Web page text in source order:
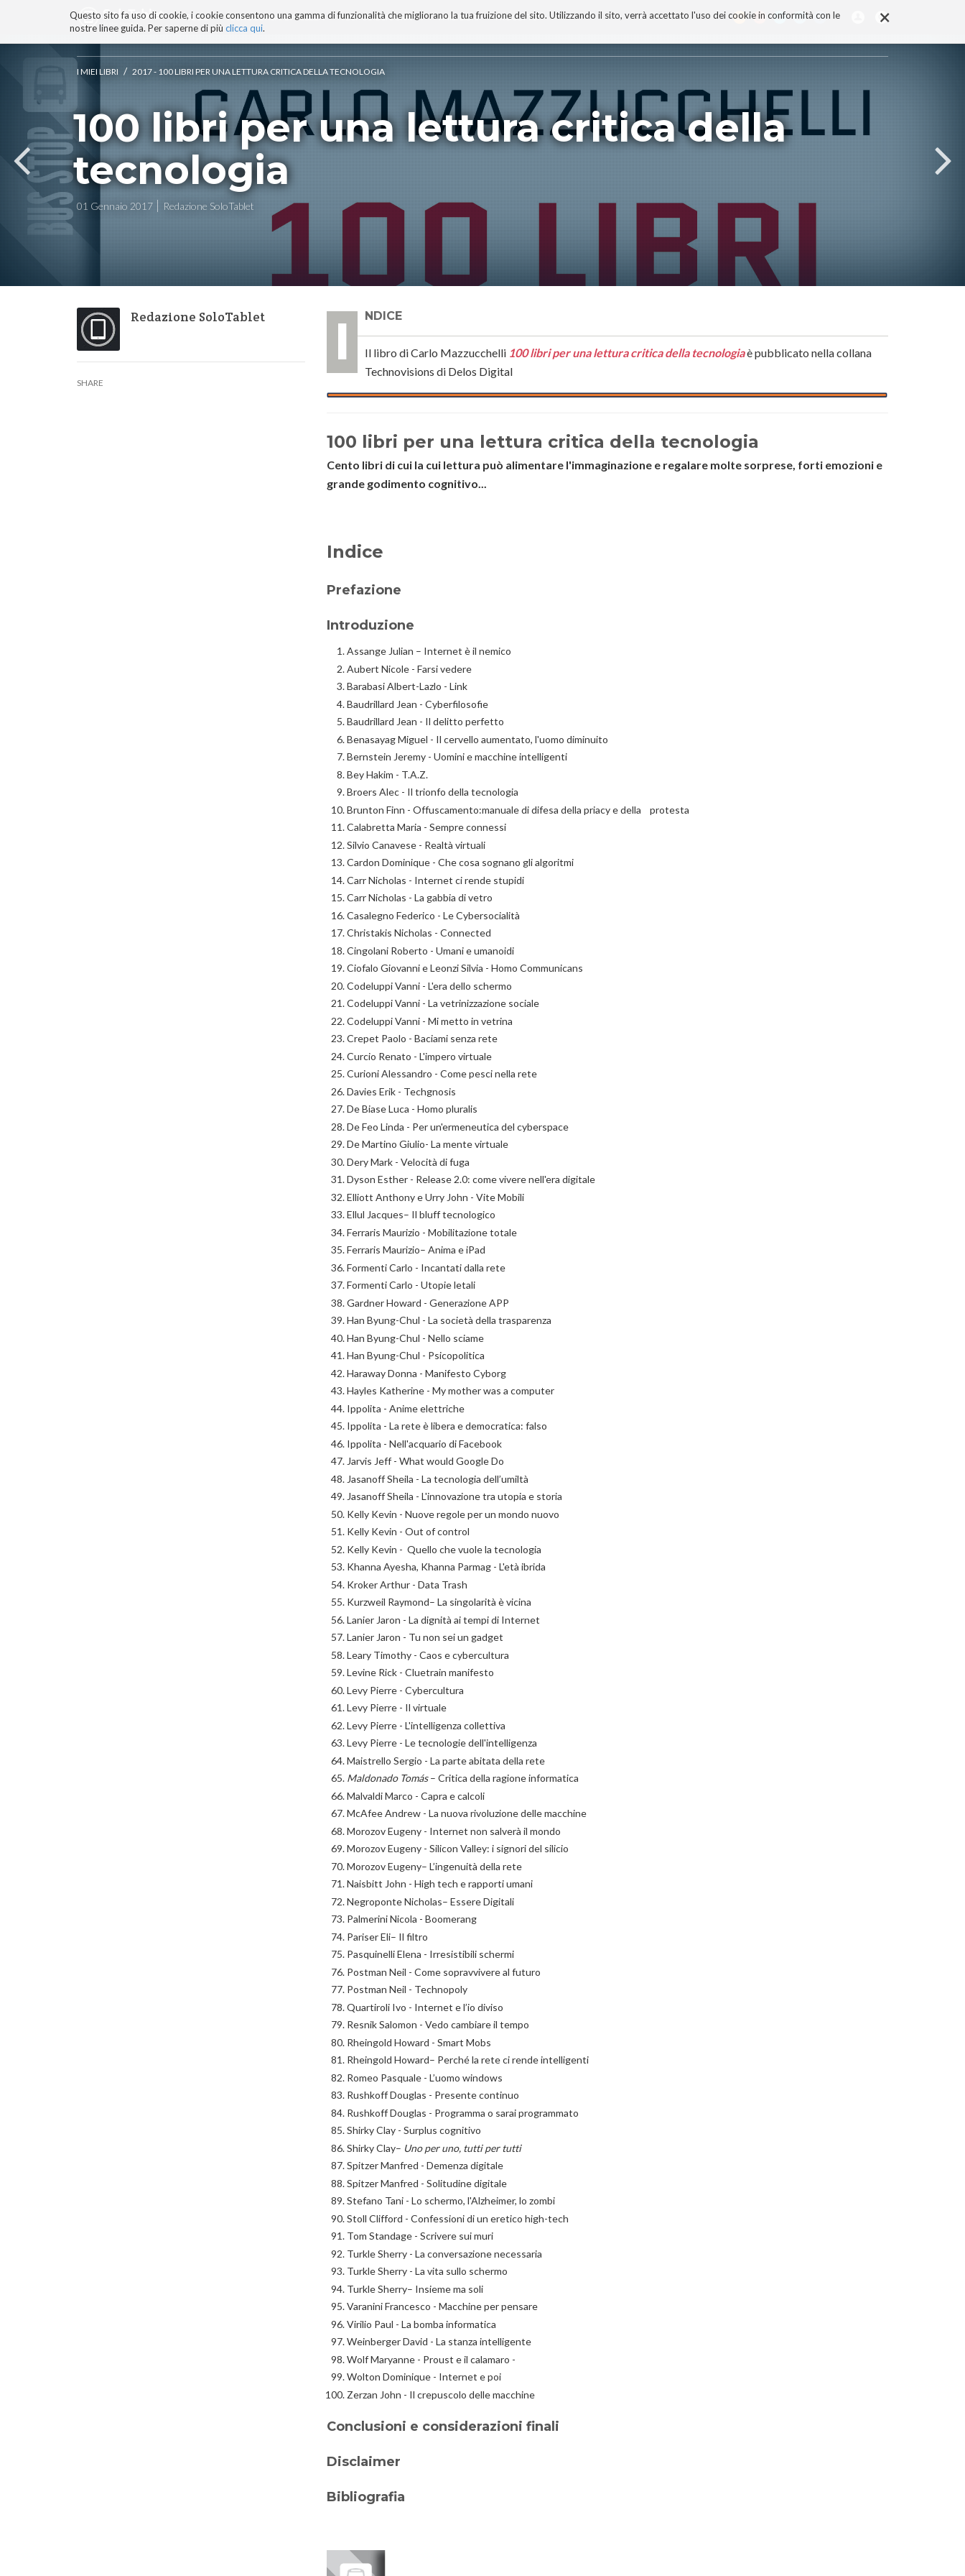
×
Questo sito fa uso di cookie, i cookie consentono una gamma di funzionalità che migliorano la tua fruizione del sito. Utilizzando il sito, verrà accettato l'uso dei cookie in conformità con le
nostre linee guida. Per saperne di più clicca qui.
BLOG TECNOCONSAPEVOLEZZA TECNOBIBLIOGRAFIA I MIEI LIBRI PROGETTO
ai
contenuti.
|
Salta
alla
navigazione
I MIEI LIBRI / 2017 - 100 LIBRI PER UNA LETTURA CRITICA DELLA TECNOLOGIA
100 libri per una lettura critica della
tecnologia
01 Gennaio 2017 Redazione SoloTablet
Redazione SoloTablet
SHARE
INDICE
Il libro di Carlo Mazzucchelli 100 libri per una lettura critica della tecnologiaè pubblicato nella collana
Technovisions di Delos Digital
100 libri per una lettura critica della tecnologia
Cento libri di cui la cui lettura può alimentare l'immaginazione e regalare molte sorprese, forti emozioni e
grande godimento cognitivo...
Indice
Prefazione
Introduzione
Assange Julian – Internet è il nemico
Aubert Nicole - Farsi vedere
Barabasi Albert-Lazlo - Link
Baudrillard Jean - Cyberfilosofie
Baudrillard Jean - Il delitto perfetto
Benasayag Miguel - Il cervello aumentato, l'uomo diminuito
Bernstein Jeremy - Uomini e macchine intelligenti
Bey Hakim - T.A.Z.
Broers Alec - Il trionfo della tecnologia
Brunton Finn - Offuscamento:manuale di difesa della priacy e della protesta
Calabretta Maria - Sempre connessi
Silvio Canavese - Realtà virtuali
Cardon Dominique - Che cosa sognano gli algoritmi
Carr Nicholas - Internet ci rende stupidi
Carr Nicholas - La gabbia di vetro
Casalegno Federico - Le Cybersocialità
Christakis Nicholas - Connected
Cingolani Roberto - Umani e umanoidi
Ciofalo Giovanni e Leonzi Silvia - Homo Communicans
Codeluppi Vanni - L'era dello schermo
Codeluppi Vanni - La vetrinizzazione sociale
Codeluppi Vanni - Mi metto in vetrina
Crepet Paolo - Baciami senza rete
Curcio Renato - L'impero virtuale
Curioni Alessandro - Come pesci nella rete
Davies Erik - Techgnosis
De Biase Luca - Homo pluralis
De Feo Linda - Per un'ermeneutica del cyberspace
De Martino Giulio- La mente virtuale
Dery Mark - Velocità di fuga
Dyson Esther - Release 2.0: come vivere nell'era digitale
Elliott Anthony e Urry John - Vite Mobili
Ellul Jacques– Il bluff tecnologico
Ferraris Maurizio - Mobilitazione totale
Ferraris Maurizio– Anima e iPad
Formenti Carlo - Incantati dalla rete
Formenti Carlo - Utopie letali
Gardner Howard - Generazione APP
Han Byung-Chul - La società della trasparenza
Han Byung-Chul - Nello sciame
Han Byung-Chul - Psicopolitica
Haraway Donna - Manifesto Cyborg
Hayles Katherine - My mother was a computer
Ippolita - Anime elettriche
Ippolita - La rete è libera e democratica: falso
Ippolita - Nell'acquario di Facebook
Jarvis Jeff - What would Google Do
Jasanoff Sheila - La tecnologia dell’umiltà
Jasanoff Sheila - L'innovazione tra utopia e storia
Kelly Kevin - Nuove regole per un mondo nuovo
Kelly Kevin - Out of control
Kelly Kevin - Quello che vuole la tecnologia
Khanna Ayesha, Khanna Parmag - L'età ibrida
Kroker Arthur - Data Trash
Kurzweil Raymond– La singolarità è vicina
Lanier Jaron - La dignità ai tempi di Internet
Lanier Jaron - Tu non sei un gadget
Leary Timothy - Caos e cybercultura
Levine Rick - Cluetrain manifesto
Levy Pierre - Cybercultura
Levy Pierre - Il virtuale
Levy Pierre - L'intelligenza collettiva
Levy Pierre - Le tecnologie dell'intelligenza
Maistrello Sergio - La parte abitata della rete
Maldonado Tomás– Critica della ragione informatica
Malvaldi Marco - Capra e calcoli
McAfee Andrew - La nuova rivoluzione delle macchine
Morozov Eugeny - Internet non salverà il mondo
Morozov Eugeny - Silicon Valley: i signori del silicio
Morozov Eugeny– L’ingenuità della rete
Naisbitt John - High tech e rapporti umani
Negroponte Nicholas– Essere Digitali
Palmerini Nicola - Boomerang
Pariser Eli– Il filtro
Pasquinelli Elena - Irresistibili schermi
Postman Neil - Come sopravvivere al futuro
Postman Neil - Technopoly
Quartiroli Ivo - Internet e l’io diviso
Resnik Salomon - Vedo cambiare il tempo
Rheingold Howard - Smart Mobs
Rheingold Howard– Perché la rete ci rende intelligenti
Romeo Pasquale - L’uomo windows
Rushkoff Douglas - Presente continuo
Rushkoff Douglas - Programma o sarai programmato
Shirky Clay - Surplus cognitivo
Shirky Clay– Uno per uno, tutti per tutti
Spitzer Manfred - Demenza digitale
Spitzer Manfred - Solitudine digitale
Stefano Tani - Lo schermo, l'Alzheimer, lo zombi
Stoll Clifford - Confessioni di un eretico high-tech
Tom Standage - Scrivere sui muri
Turkle Sherry - La conversazione necessaria
Turkle Sherry - La vita sullo schermo
Turkle Sherry– Insieme ma soli
Varanini Francesco - Macchine per pensare
Virilio Paul - La bomba informatica
Weinberger David - La stanza intelligente
Wolf Maryanne - Proust e il calamaro -
Wolton Dominique - Internet e poi
Zerzan John - Il crepuscolo delle macchine
Conclusioni e considerazioni finali
Disclaimer
Bibliografia